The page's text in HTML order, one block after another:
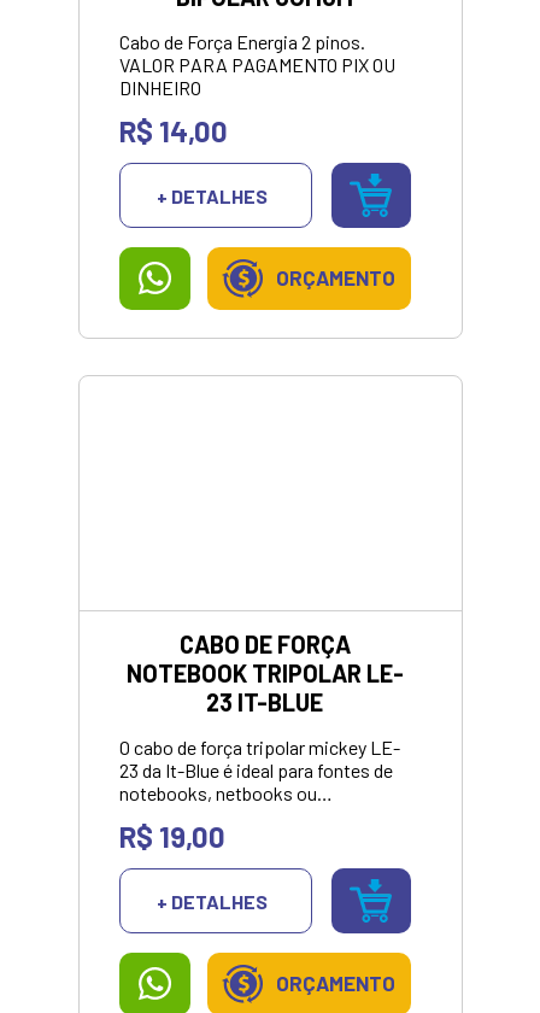
Cabo de Força Energia 2 pinos.
VALOR PARA PAGAMENTO PIX OU
DINHEIRO
R$ 14,00
+ DETALHES
ORÇAMENTO
CABO DE FORÇA
NOTEBOOK TRIPOLAR LE-
23 IT-BLUE
O cabo de força tripolar mickey LE-
23 da It-Blue é ideal para fontes de
notebooks, netbooks ou
mesmo padrão.***Valor para
R$ 19,00
+ DETALHES
ORÇAMENTO